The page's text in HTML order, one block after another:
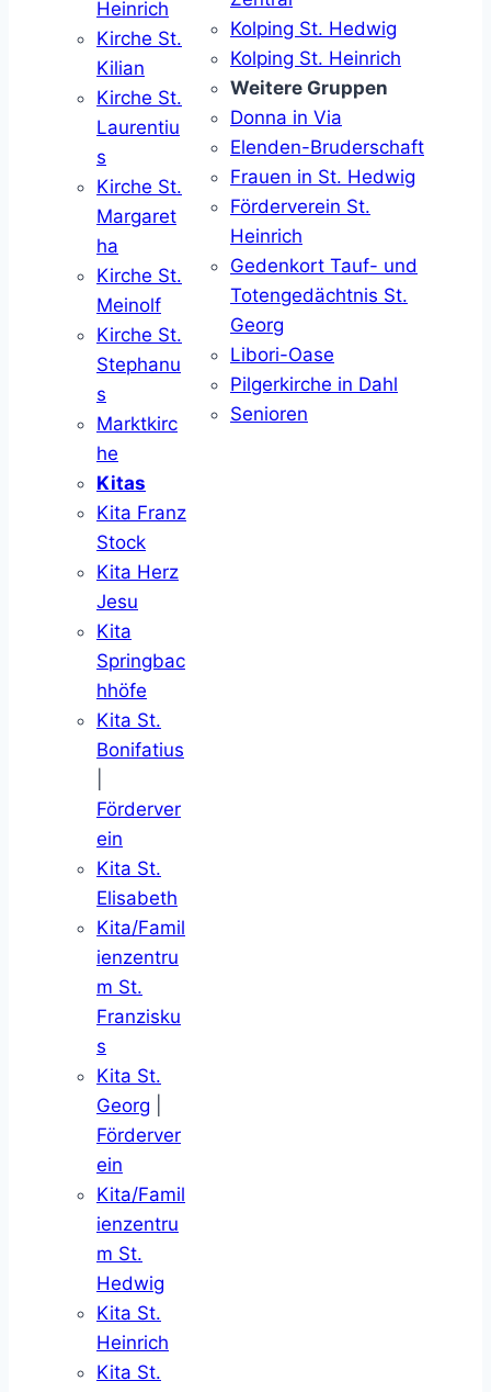
Heinrich
Kirche St.
Kilian
Kirche St.
Laurentiu
s
Kirche St.
Margaret
ha
Kirche St.
Meinolf
Kirche St.
Stephanu
s
Marktkirc
he
Kitas
Kita Franz
Stock
Kita Herz
Jesu
Kita
Springbac
hhöfe
Kita St.
Bonifatius
Förderver
ein
Kita St.
Elisabeth
Kita/Famil
ienzentru
m St.
Franzisku
s
Kita St.
Georg
Förderver
ein
Kita/Famil
ienzentru
m St.
Hedwig
Kita St.
Heinrich
Kita St.
Kolping St. Hedwig
Kolping St. Heinrich
Weitere Gruppen
Donna in Via
Elenden-Bruderschaft
Frauen in St. Hedwig
Förderverein St.
Heinrich
Gedenkort Tauf- und
Totengedächtnis St.
Georg
Libori-Oase
Pilgerkirche in Dahl
Senioren